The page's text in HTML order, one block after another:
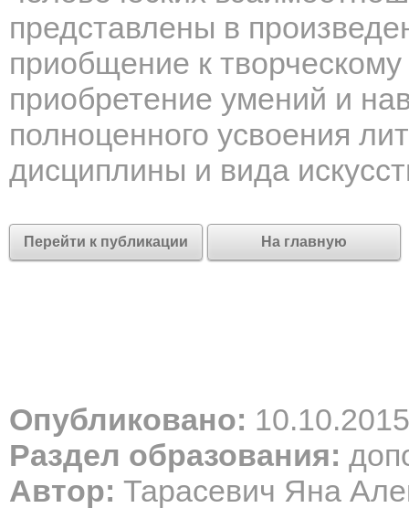
представлены в
приобщение к
приобретение умений и
полноценного усвоения
дисциплины и вида
Перейти к публикации На главную
Опубликовано: 10.10.2015
Раздел образования:
Автор: Тарасевич Яна